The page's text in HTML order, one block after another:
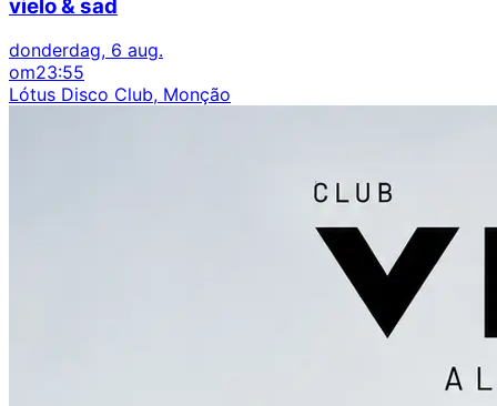
vielo & sad
donderdag, 6 aug.
om23:55
Lótus Disco Club, Monção